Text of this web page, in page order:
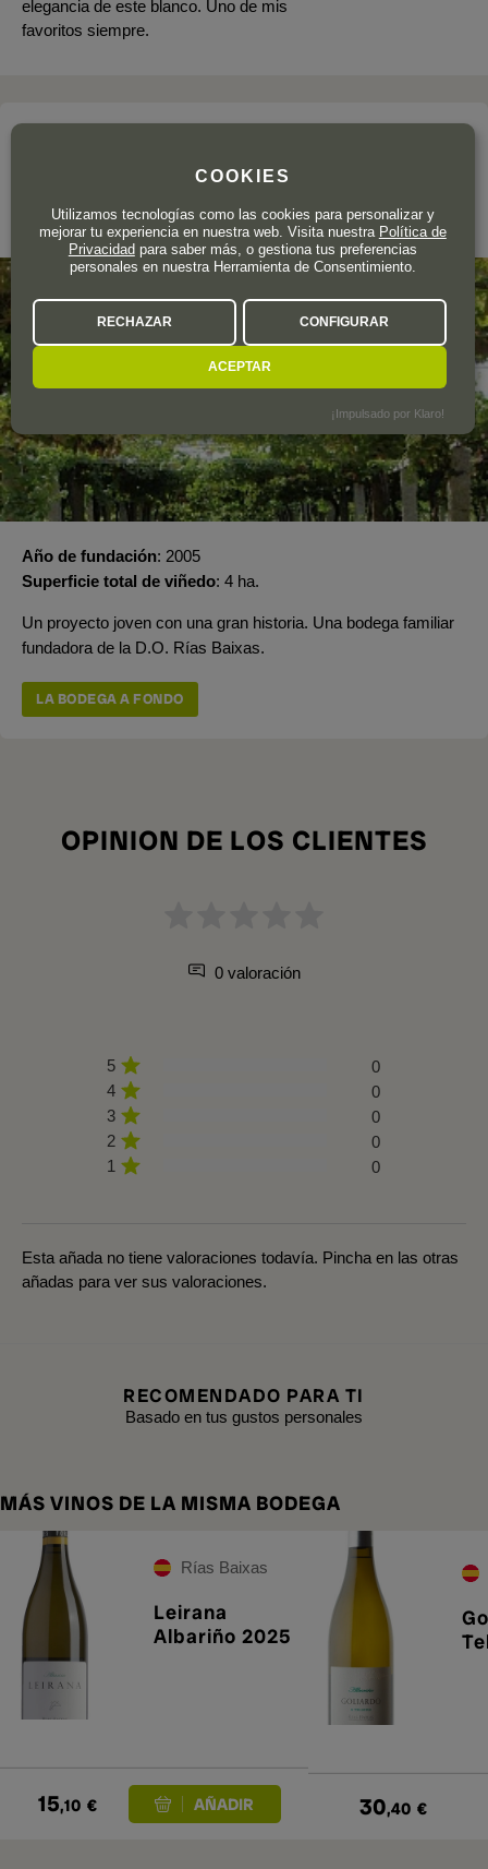
elegancia de este blanco. Uno de mis
favoritos siempre.
FORJAS DEL SALNÉS
Rías Baixas
Año de fundación 2005
Superficie total de viñedo 4 ha.
Un proyecto joven con una gran historia. Una bodega familiar
fundadora de la D.O. Rías Baixas.
LA BODEGA A FONDO
OPINION DE LOS CLIENTES
0 valoración
5
0
4
0
3
0
2
0
1
0
Esta añada no tiene valoraciones todavía. Pincha en las otras
añadas para ver sus valoraciones.
RECOMENDADO PARA TI
Basado en tus gustos personales
MÁS VINOS DE LA MISMA BODEGA
Rías Baixas
Leirana
Albariño 2025
15,10 € 30,40 €
COOKIES
Utilizamos tecnologías como las cookies para personalizar y
mejorar tu experiencia en nuestra web. Visita nuestra Política de
Privacidadpara saber más, o gestiona tus preferencias
personales en nuestra Herramienta de Consentimiento.
RECHAZAR CONFIGURAR
ACEPTAR
¡Impulsado por Klaro!